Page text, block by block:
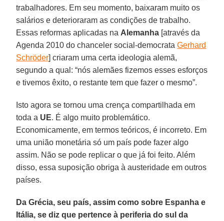
trabalhadores. Em seu momento, baixaram muito os
salários e deterioraram as condições de trabalho.
Essas reformas aplicadas na Alemanha [através da
Agenda 2010 do chanceler social-democrataGerhard
Schröder] criaram uma certa ideologia alemã,
segundo a qual: “nós alemães fizemos esses esforços
e tivemos êxito, o restante tem que fazer o mesmo”.
Isto agora se tornou uma crença compartilhada em
toda a UE. É algo muito problemático.
Economicamente, em termos teóricos, é incorreto. Em
uma união monetária só um país pode fazer algo
assim. Não se pode replicar o que já foi feito. Além
disso, essa suposição obriga à austeridade em outros
países.
Da Grécia, seu país, assim como sobre Espanha e
Itália, se diz que pertence à periferia do sul da